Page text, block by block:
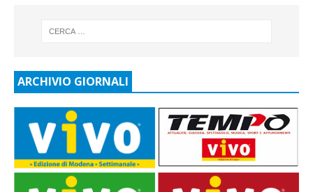
ARCHIVIO GIORNALI